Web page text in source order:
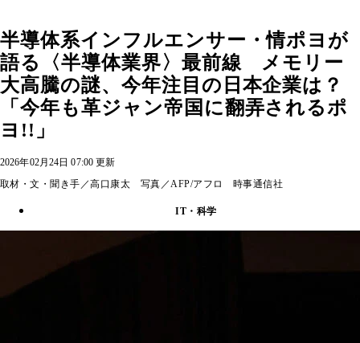
半導体系インフルエンサー・情ポヨが
語る〈半導体業界〉最前線 メモリー
大高騰の謎、今年注目の日本企業は？
「今年も革ジャン帝国に翻弄されるポ
ヨ!!」
2026年02月24日 07:00 更新
取材・文・聞き手／高口康太 写真／AFP/アフロ 時事通信社
IT・科学